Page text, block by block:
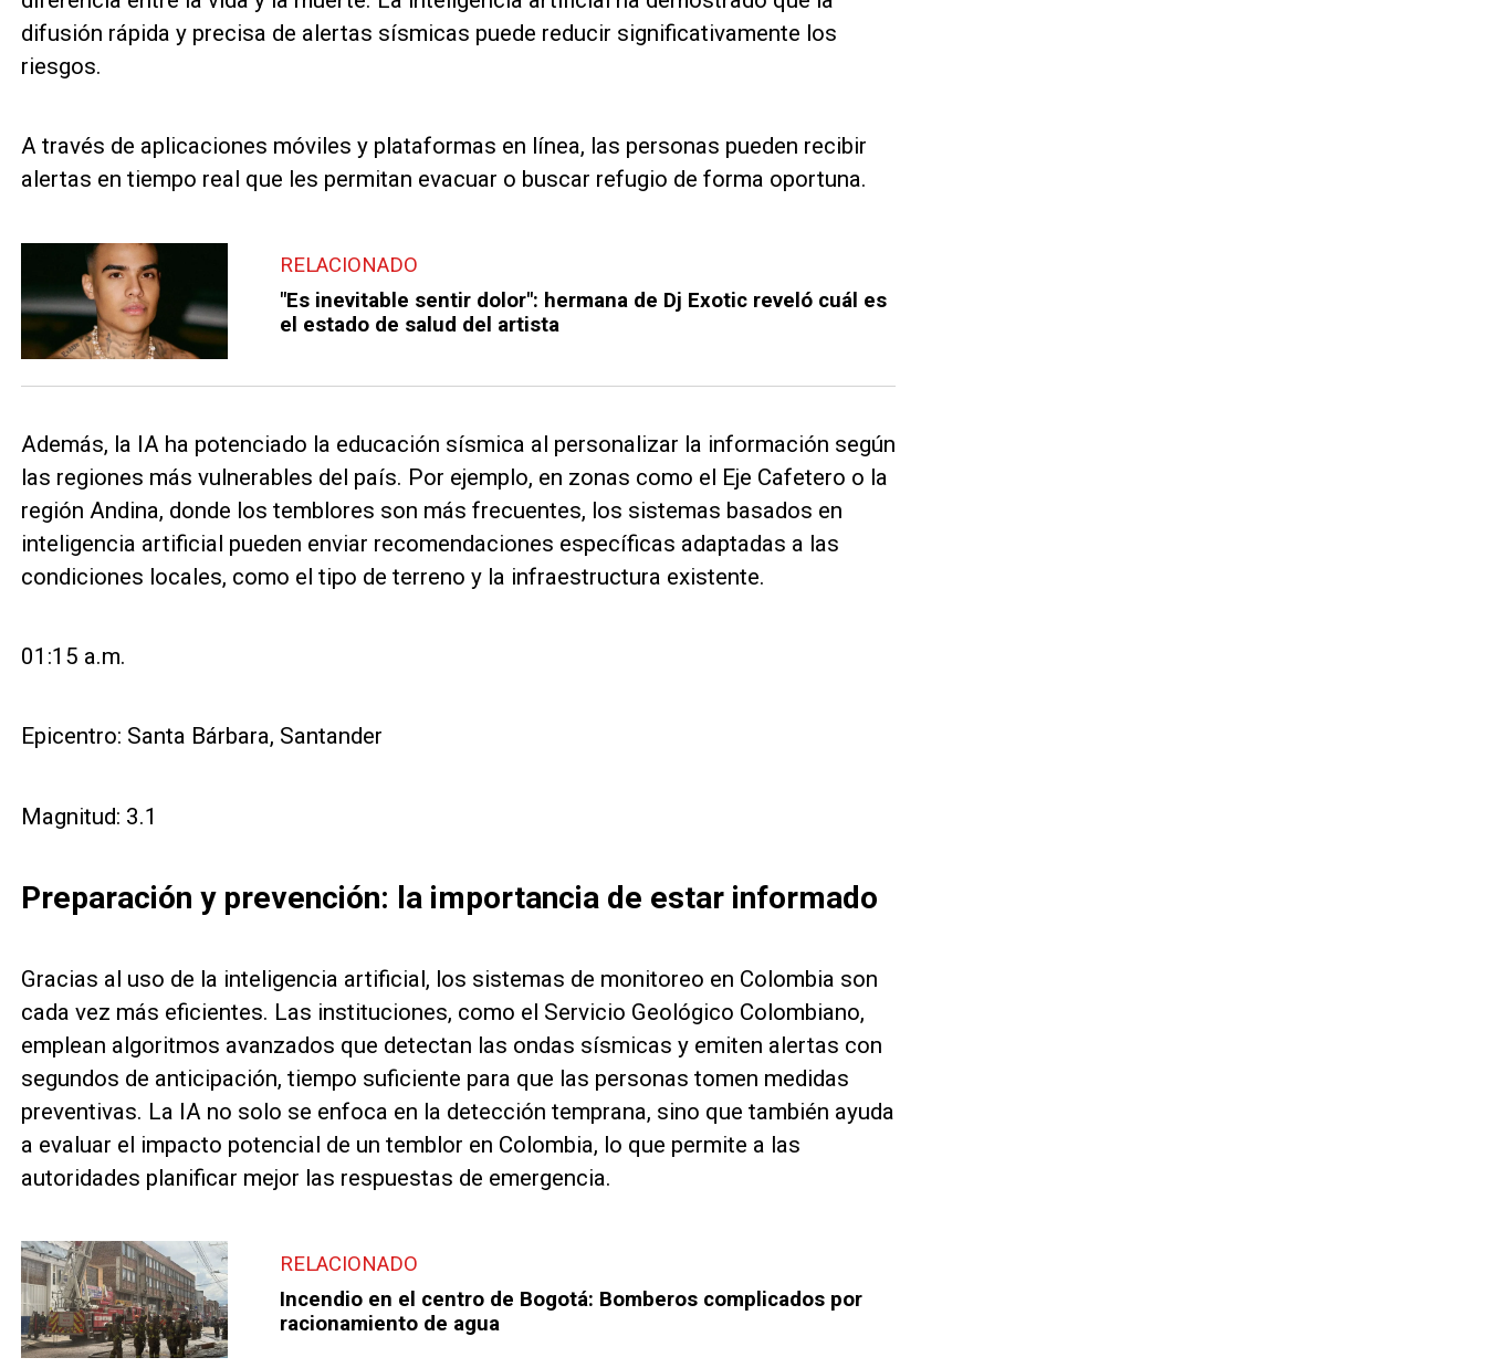
difusión rápida y precisa de alertas sísmicas puede reducir significativamente los
riesgos.
A través de aplicaciones móviles y plataformas en línea, las personas pueden recibir
alertas en tiempo real que les permitan evacuar o buscar refugio de forma oportuna.
RELACIONADO
"Es inevitable sentir dolor": hermana de Dj Exotic reveló cuál es
el estado de salud del artista
Además, la IA ha potenciado la educación sísmica al personalizar la información según
las regiones más vulnerables del país. Por ejemplo, en zonas como el Eje Cafetero o la
región Andina, donde los temblores son más frecuentes, los sistemas basados en
inteligencia artificial pueden enviar recomendaciones específicas adaptadas a las
condiciones locales, como el tipo de terreno y la infraestructura existente.
01:15 a.m.
Epicentro: Santa Bárbara, Santander
Magnitud: 3.1
Preparación y prevención: la importancia de estar informado
Gracias al uso de la inteligencia artificial, los sistemas de monitoreo en Colombia son
cada vez más eficientes. Las instituciones, como el Servicio Geológico Colombiano,
emplean algoritmos avanzados que detectan las ondas sísmicas y emiten alertas con
segundos de anticipación, tiempo suficiente para que las personas tomen medidas
preventivas. La IA no solo se enfoca en la detección temprana, sino que también ayuda
a evaluar el impacto potencial de un temblor en Colombia, lo que permite a las
autoridades planificar mejor las respuestas de emergencia.
RELACIONADO
Incendio en el centro de Bogotá: Bomberos complicados por
racionamiento de agua